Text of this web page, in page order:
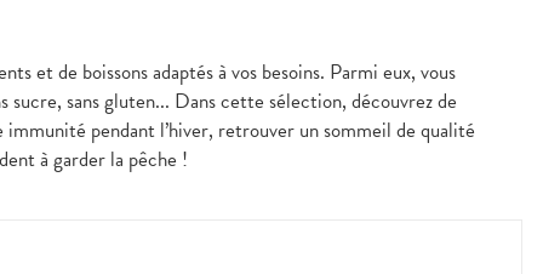
et de boissons adaptés à vos besoins. Parmi eux, vous
sans gluten... Dans cette sélection, découvrez de
pendant l’hiver, retrouver un sommeil de qualité
à garder la pêche !